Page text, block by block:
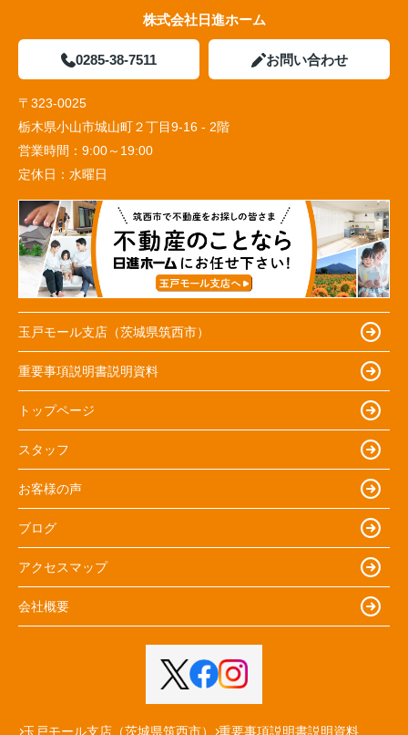
株式会社日進ホーム
0285-38-7511 お問い合わせ
〒323-0025
栃木県小山市城山町２丁目9-16 - 2階
営業時間： 9:00～19:00
定休日： 水曜日
玉戸モール支店（茨城県筑西市）
重要事項説明書説明資料
トップページ
スタッフ
お客様の声
ブログ
アクセスマップ
会社概要
玉戸モール支店（茨城県筑西市） 重要事項説明書説明資料